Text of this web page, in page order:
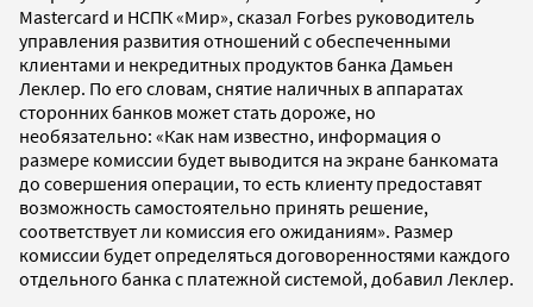
Mastercard и НСПК «Мир», сказал Forbes руководитель
управления развития отношений с обеспеченными
клиентами и некредитных продуктов банка Дамьен
Леклер. По его словам, снятие наличных в аппаратах
сторонних банков может стать дороже, но
необязательно: «Как нам известно, информация о
размере комиссии будет выводится на экране банкомата
до совершения операции, то есть клиенту предоставят
возможность самостоятельно принять решение,
соответствует ли комиссия его ожиданиям». Размер
комиссии будет определяться договоренностями каждого
отдельного банка с платежной системой, добавил Леклер.